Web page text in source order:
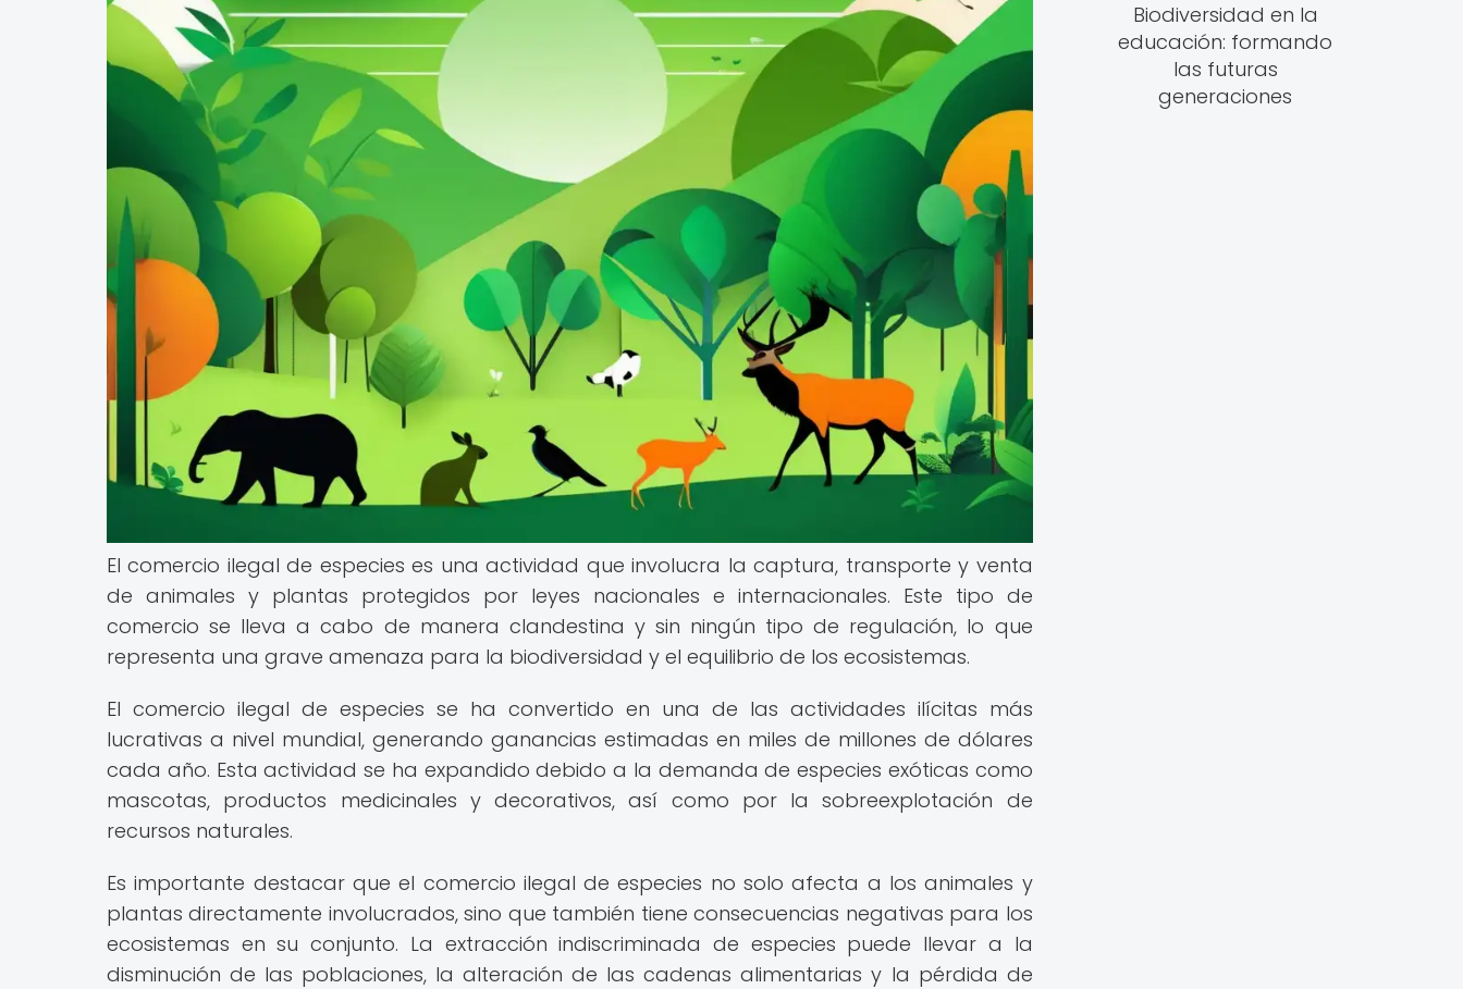
El comercio ilegal de especies es una actividad que involucra la captura, transporte y venta
de animales y plantas protegidos por leyes nacionales e internacionales. Este tipo de
comercio se lleva a cabo de manera clandestina y sin ningún tipo de regulación, lo que
representa una grave amenaza para la biodiversidad y el equilibrio de los ecosistemas.
El comercio ilegal de especies se ha convertido en una de las actividades ilícitas más
lucrativas a nivel mundial, generando ganancias estimadas en miles de millones de dólares
cada año. Esta actividad se ha expandido debido a la demanda de especies exóticas como
mascotas, productos medicinales y decorativos, así como por la sobreexplotación de
recursos naturales.
Es importante destacar que el comercio ilegal de especies no solo afecta a los animales y
plantas directamente involucrados, sino que también tiene consecuencias negativas para los
ecosistemas en su conjunto. La extracción indiscriminada de especies puede llevar a la
disminución de las poblaciones, la alteración de las cadenas alimentarias y la pérdida de
Biodiversidad en la
educación: formando
las futuras
generaciones